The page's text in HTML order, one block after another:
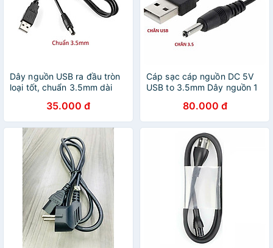
Dây nguồn USB ra đầu tròn
loại tốt, chuẩn 3.5mm dài
35.000 đ
Cáp sạc cáp nguồn DC 5V
USB to 3.5mm Dây nguồn 1
trung 3.5mm - Hàng Nhập
Khẩu
80.000 đ